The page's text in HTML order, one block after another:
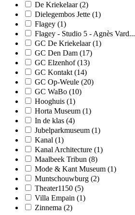
De Kriekelaar(2)
Dielegembos Jette (1)
Flagey (1)
Flagey - Studio 5 - Agnès Vard...
GC De Kriekelaar(1)
GC Den Dam (17)
GC Elzenhof(13)
GC Kontakt (14)
GC Op-Weule (20)
GC WaBo (10)
Hooghuis (1)
Horta Museum (1)
In de klas (4)
Jubelparkmuseum (1)
Kanal (1)
Kanal Architecture (1)
Maalbeek Tribun (8)
Mode & Kant Museum (1)
Muntschouwburg (2)
Theater1150 (5)
Villa Empain (1)
Zinnema (2)